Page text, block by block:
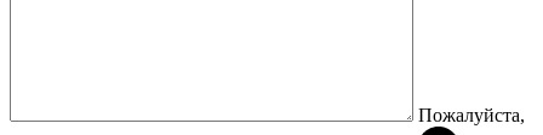
Пожалуйста,